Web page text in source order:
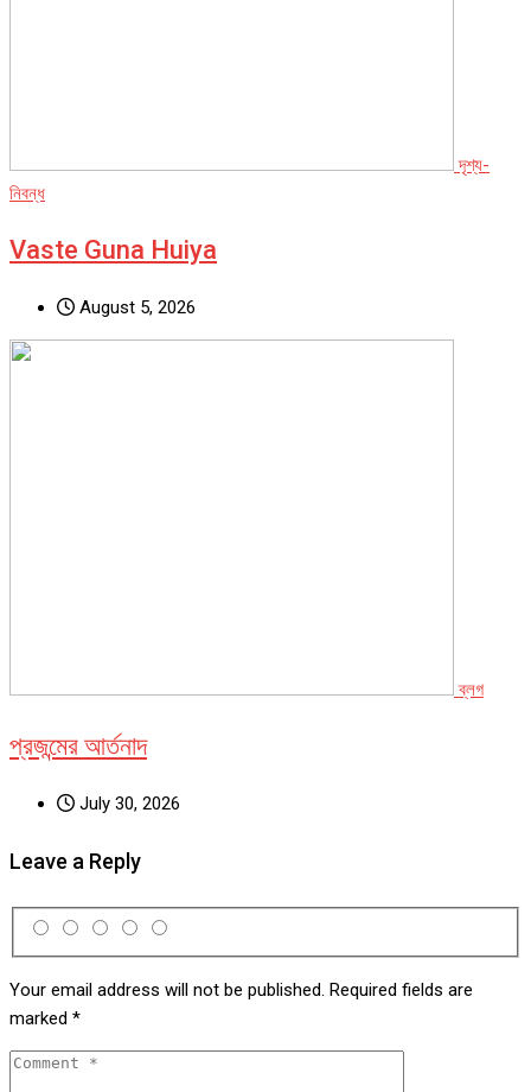
দৃশ্য-
নিবন্ধ
Vaste Guna Huiya
August 5, 2026
ব্লগ
প্রজন্মের আর্তনাদ
July 30, 2026
Leave a Reply
Your email address will not be published. Required fields are
marked *